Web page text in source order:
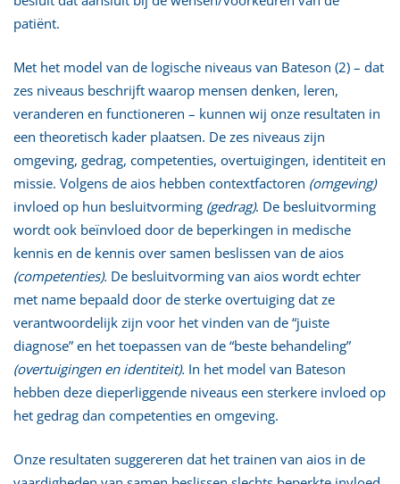
patiënt.
Met het model van de logische niveaus van Bateson (2) – dat
zes niveaus beschrijft waarop mensen denken, leren,
veranderen en functioneren – kunnen wij onze resultaten in
een theoretisch kader plaatsen. De zes niveaus zijn
omgeving, gedrag, competenties, overtuigingen, identiteit en
missie. Volgens de aios hebben contextfactoren (omgeving)
invloed op hun besluitvorming (gedrag). De besluitvorming
wordt ook beïnvloed door de beperkingen in medische
kennis en de kennis over samen beslissen van de aios
(competenties). De besluitvorming van aios wordt echter
met name bepaald door de sterke overtuiging dat ze
verantwoordelijk zijn voor het vinden van de “juiste
diagnose” en het toepassen van de “beste behandeling”
(overtuigingen en identiteit). In het model van Bateson
hebben deze dieperliggende niveaus een sterkere invloed op
het gedrag dan competenties en omgeving.
Onze resultaten suggereren dat het trainen van aios in de